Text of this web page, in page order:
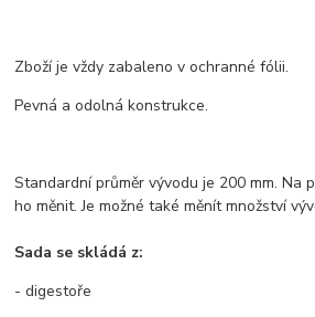
Zboží je vždy zabaleno v ochranné fólii.
Pevná a odolná konstrukce.
Standardní průměr vývodu je 200 mm. Na
ho měnit. Je možné také měnít množství
Sada se skládá z:
- digestoře